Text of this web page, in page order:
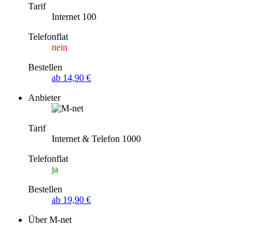
Tarif
Internet 100
Telefonflat
nein
Bestellen
ab 14,90 €
Anbieter
Tarif
Internet & Telefon 1000
Telefonflat
ja
Bestellen
ab 19,90 €
Über M-net